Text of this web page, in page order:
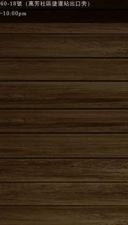
18號（萬芳社區捷運站出口旁）